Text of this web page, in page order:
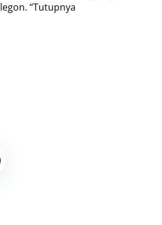
“Tutupnya